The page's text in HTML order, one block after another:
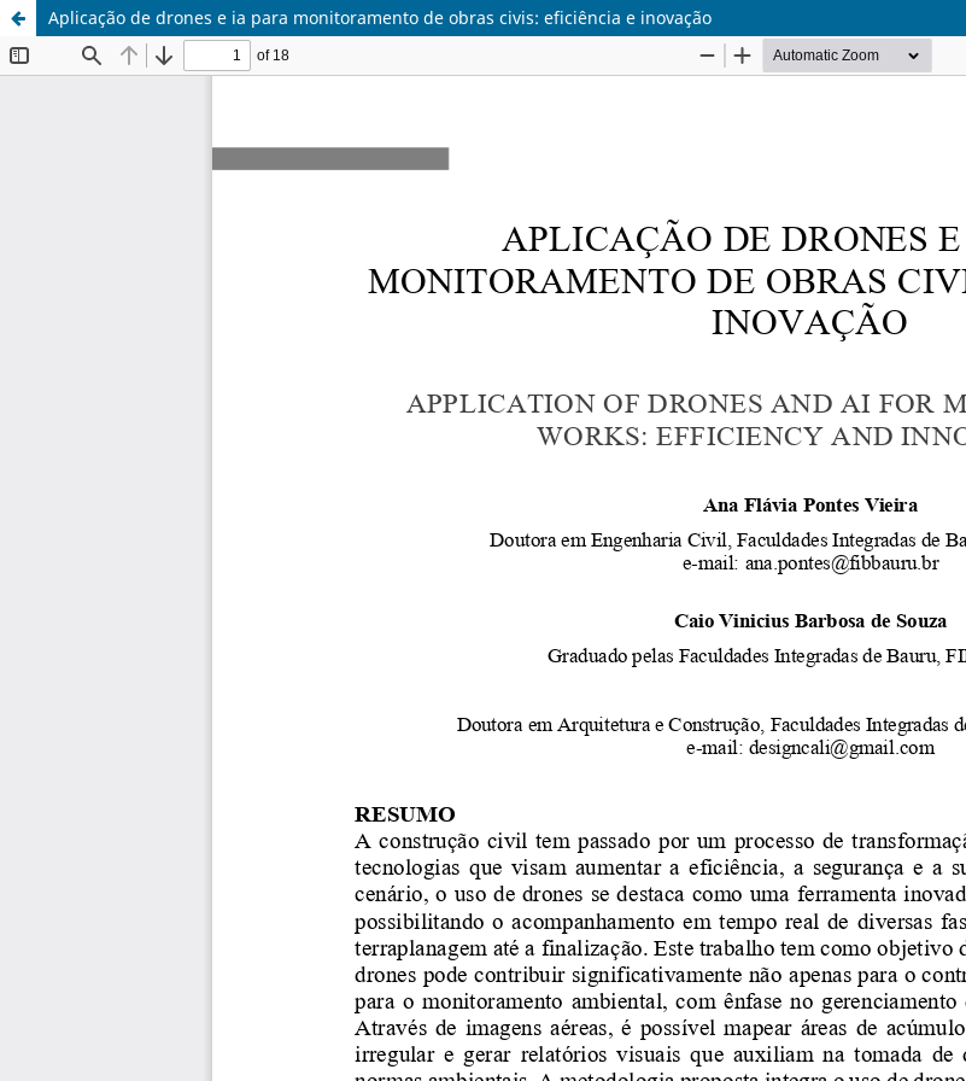
Aplicação de drones e ia para monitoramento de obras civis: eficiência e inovação